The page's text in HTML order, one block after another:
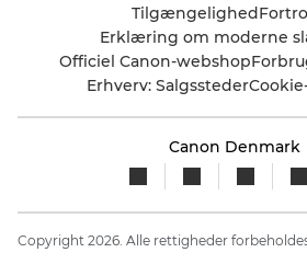
Tilgængelighed
Erklæring om moderne
Officiel Canon-webshop
Erhverv: Salgssteder
Canon Denmark
Copyright 2026. Alle rettigheder